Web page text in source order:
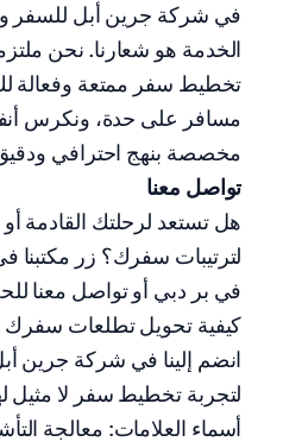
في شركة جرين أبل للسفر
الخدمة هو شعارنا. نحن
تخطيط سفر ممتعة وفعالة
مسافر على حدة، ونكرس
مخصصة بنهج احترافي
تواصل معنا
هل تستعد لرحلتك القادمة
في بر دبي أو تواصل معنا
كيفية تحويل تطلعات سفرك
انضم إلينا في شركة جرين
لتجربة تخطيط سفر لا مثيل
أسماء العلامات: معالجة